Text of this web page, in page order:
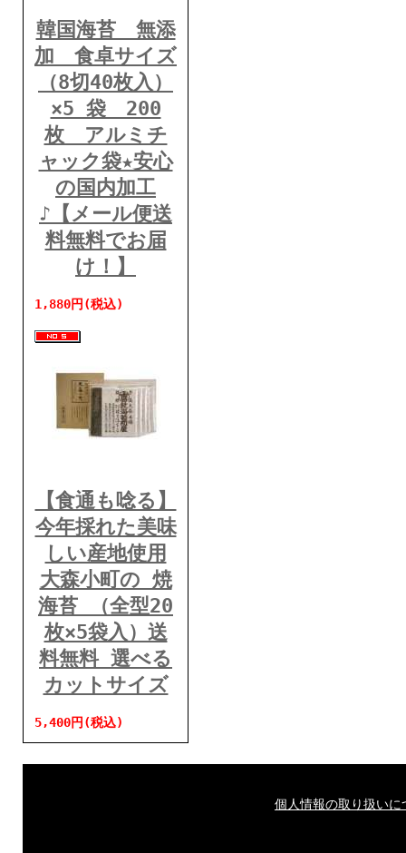
韓国海苔 無添
加 食卓サイズ
（8切40枚入）
×5 袋 200
枚 アルミチ
ャック袋★安心
の国内加工
♪【メール便送
料無料でお届
け！】
1,880円(税込)
【食通も唸る】
今年採れた美味
しい産地使用
大森小町の 焼
海苔 （全型20
枚×5袋入）送
料無料 選べる
カットサイズ
5,400円(税込)
個人情報の取り扱いに